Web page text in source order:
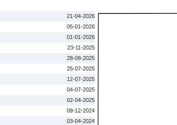
21-04-2026
05-01-2026
01-01-2026
23-11-2025
28-08-2025
25-07-2025
12-07-2025
04-07-2025
02-04-2025
09-12-2024
03-04-2024